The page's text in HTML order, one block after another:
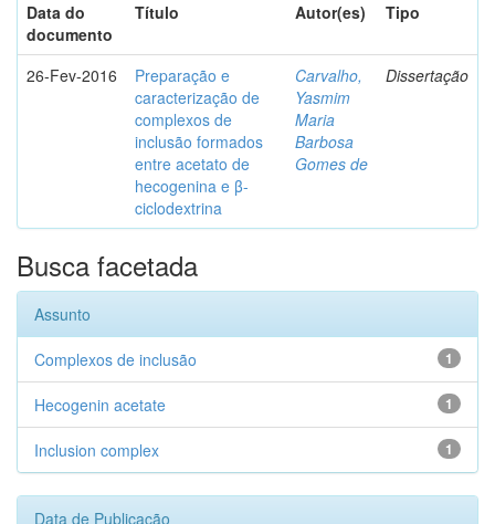
Data do
documento
Título Autor(es) Tipo
26-Fev-2016
Preparação e
caracterização de
complexos de
inclusão formados
entre acetato de
hecogenina e β-
ciclodextrina
Carvalho,
Yasmim
Maria
Barbosa
Gomes de
Dissertação
Busca facetada
Assunto
1
Complexos de inclusão
1
Hecogenin acetate
1
Inclusion complex
Data de Publicação